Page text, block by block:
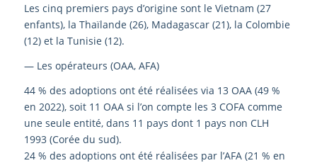
Les cinq premiers pays d’origine sont le Vietnam (27
enfants), la Thaïlande (26), Madagascar (21), la Colombie
(12) et la Tunisie (12).
— Les opérateurs (OAA, AFA)
44 % des adoptions ont été réalisées via 13 OAA (49 %
en 2022), soit 11 OAA si l’on compte les 3 COFA comme
une seule entité, dans 11 pays dont 1 pays non CLH
1993 (Corée du sud).
24 % des adoptions ont été réalisées par l’AFA (21 % en